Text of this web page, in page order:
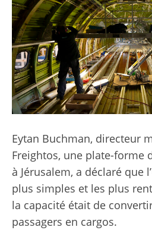
Eytan Buchman, directeur
Freightos, une plate-forme
à Jérusalem, a déclaré que
plus simples et les plus
la capacité était de
passagers en cargos.